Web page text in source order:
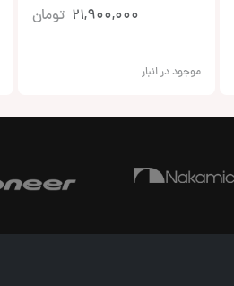
21,900,000 تومان
موجود در انبار